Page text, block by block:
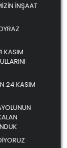
İNŞAAT
KASIM
24 KASIM